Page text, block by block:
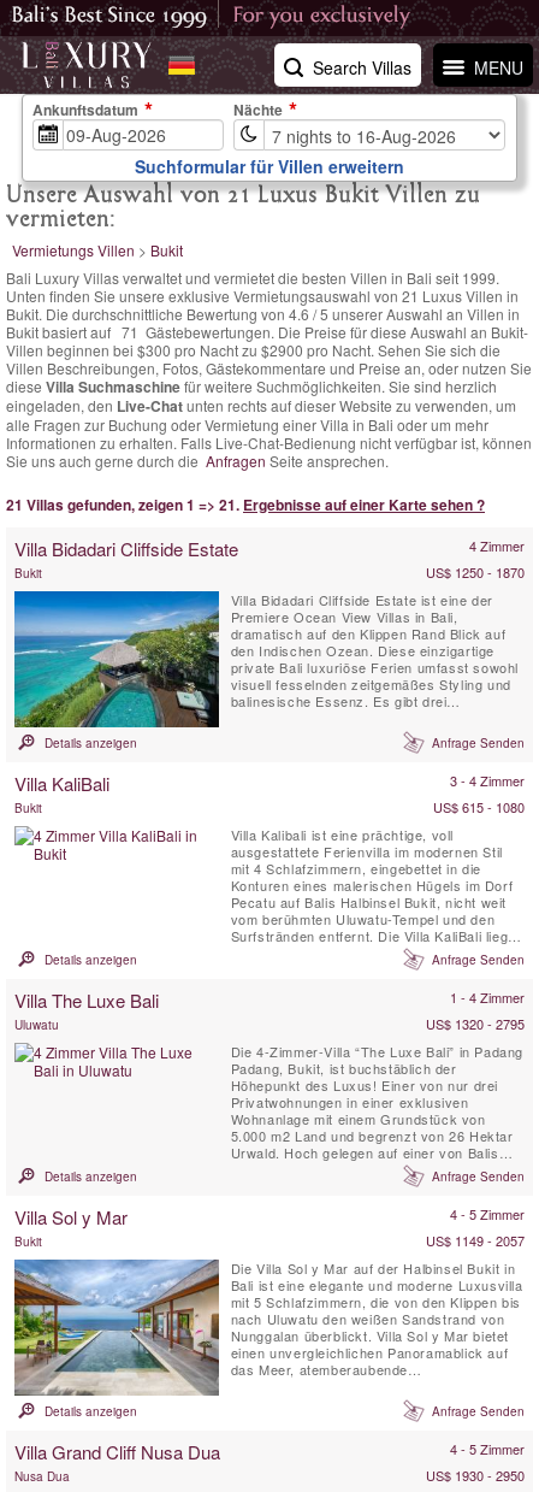
MENU
Search Villas
Unsere Auswahl von 21 Luxus Bukit Villen zu
vermieten:
Vermietungs Villen > Bukit
Bali Luxury Villas verwaltet und vermietet die besten Villen in Bali seit 1999.
Unten finden Sie unsere exklusive Vermietungsauswahl von 21 Luxus Villen in
Bukit. Die durchschnittliche Bewertung von 4.6 /5 unserer Auswahl an Villen in
Bukit basiert auf 71 Gästebewertungen. Die Preise für diese Auswahl an Bukit-
Villen beginnen bei $300 pro Nachtzu $2900 pro Nacht. Sehen Sie sich die
Villen Beschreibungen, Fotos, Gästekommentare und Preise an, oder nutzen Sie
diese Villa Suchmaschinefür weitere Suchmöglichkeiten. Sie sind herzlich
eingeladen, den Live-Chatunten rechts auf dieser Website zu verwenden, um
alle Fragen zur Buchung oder Vermietung einer Villa in Bali oder um mehr
Informationen zu erhalten. Falls Live-Chat-Bedienung nicht verfügbar ist, können
Sie uns auch gerne durch die Anfragen Seite ansprechen.
21 Villas gefunden, zeigen 1 => 21. Ergebnisse auf einer Karte sehen ?
Villa Bidadari Cliffside Estate 4 Zimmer
Bukit
US$ 1250 - 1870
Villa Bidadari Cliffside Estate ist eine der
Premiere Ocean View Villas in Bali,
dramatisch auf den Klippen Rand Blick auf
den Indischen Ozean. Diese einzigartige
private Bali luxuriöse Ferien umfasst sowohl
visuell fesselnden zeitgemäßes Styling und
balinesische Essenz. Es gibt drei
und einem vierten Schlafzimmer mit Bad,
wird ein balinesischen Stil Cabana die Klippe
Details anzeigen Anfrage Senden
Villa KaliBali 3 - 4 Zimmer
Bukit
US$ 615 - 1080
Villa Kalibali ist eine prächtige, voll
ausgestattete Ferienvilla im modernen Stil
mit 4 Schlafzimmern, eingebettet in die
Konturen eines malerischen Hügels im Dorf
Pecatu auf Balis Halbinsel Bukit, nicht weit
vom berühmten Uluwatu-Tempel und den
Surfstränden entfernt. Die Villa KaliBali liegt
in einem weitläufigen Garten und bietet einen
spektakulären Panoramablick auf das Meer,
Balis erstreckt. Gäste der Villa Kalibali
Details anzeigen Anfrage Senden
Villa The Luxe Bali 1 - 4 Zimmer
Uluwatu
US$ 1320 - 2795
Die 4-Zimmer-Villa “The Luxe Bali” in Padang
Padang, Bukit, ist buchstäblich der
Höhepunkt des Luxus! Einer von nur drei
Privatwohnungen in einer exklusiven
Wohnanlage mit einem Grundstück von
5.000 m2 Land und begrenzt von 26 Hektar
Urwald. Hoch gelegen auf einer von Balis
Top Klippenlagen, bietet das Haus eine
atemberaubende Aussicht auf die Brandung
Seminyak in der Ferne, und von Balis
majestätischen heiligen Vulkan Mount
Details anzeigen Anfrage Senden
Villa Sol y Mar 4 - 5 Zimmer
Bukit
US$ 1149 - 2057
Die Villa Sol y Mar auf der Halbinsel Bukit in
Bali ist eine elegante und moderne Luxusvilla
mit 5 Schlafzimmern, die von den Klippen bis
nach Uluwatu den weißen Sandstrand von
Nunggalan überblickt. Villa Sol y Mar bietet
einen unvergleichlichen Panoramablick auf
das Meer, atemberaubende
Ozean und in der Nacht ein prächtiges
Details anzeigen Anfrage Senden
Villa Grand Cliff Nusa Dua 4 - 5 Zimmer
Nusa Dua
US$ 1930 - 2950
Ankunftsdatum Nächte
Suchformular für Villen erweitern